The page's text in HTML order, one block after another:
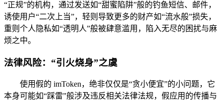
“正规”的机构，通过发送如“甜蜜陷阱”般的钓鱼短信、邮件，
诱使用户“二次上当”，轻则导致更多的财产如“流水般”损失，
重则个人隐私如“透明人”般被肆意滥用，陷入无尽的困扰与麻
烦之中。
法律风险：“引火烧身”之虞
使用假的 imToken，绝非仅仅是“贪小便宜”的小问题，它
本身可能如“踩雷”般涉及违反相关法律法规，假应用的传播与